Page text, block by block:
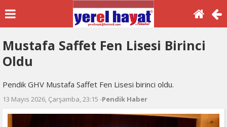
Mustafa Saffet Fen Lisesi Birinci
Oldu
Pendik GHV Mustafa Saffet Fen Lisesi birinci oldu.
13 Mayıs 2026, Çarşamba, 23:15 -Pendik Haber